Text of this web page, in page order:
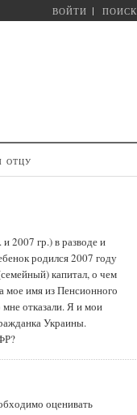
ВОЙТИ ПОИСК
отцу
2007 гр.) в разводе и
родился 2007 году
капитал, о чем
мое имя из Пенсионного
отказали. Я и мои
Украины.
оценивать